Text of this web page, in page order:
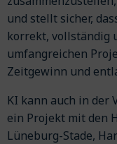
und stellt sicher,
korrekt, vollständig
umfangreichen
Zeitgewinn und
KI kann auch in der
ein Projekt mit den
Lüneburg-Stade,